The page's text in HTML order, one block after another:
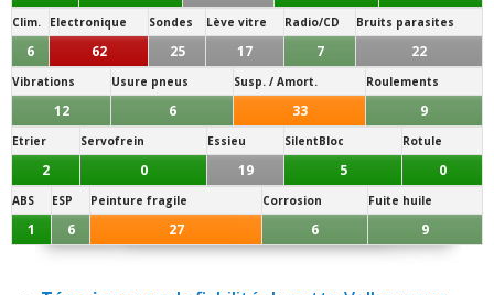
Clim. Electronique Sondes Lève vitre Radio/CD Bruits parasites
6 62 25 17 7 22
Vibrations Usure pneus Susp. / Amort. Roulements
12 6 33 9
Etrier Servofrein Essieu SilentBloc Rotule
2 0 19 5 0
ABS ESP Peinture fragile Corrosion Fuite huile
1 6 27 6 9